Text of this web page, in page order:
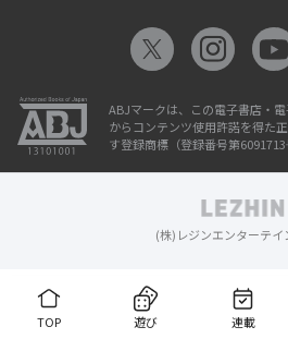
TOP 遊び 連載
ABJマークは、この電子書店・
からコンテンツ使用許諾を得た
す登録商標（登録番号第6091713
(株)レジンエンターテイ